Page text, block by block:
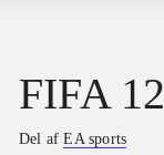
FIFA 12
Del afEA sports